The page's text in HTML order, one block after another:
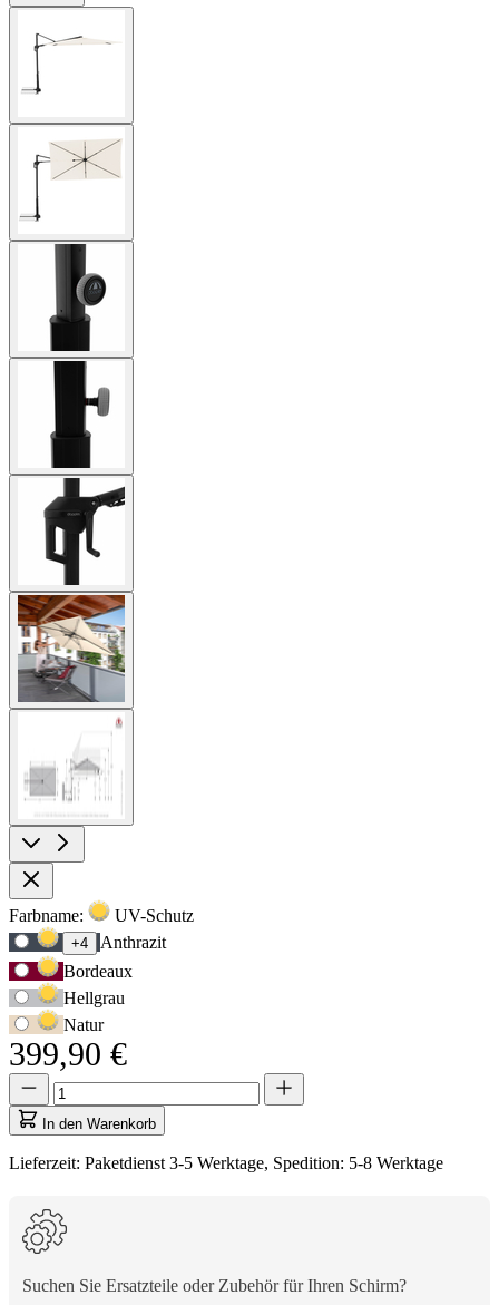
larger
image
larger
image
image
larger
image
View
larger
image
Produktoptionen
Farbname:
UV-Schutz
Verwenden
Sie
die
Tabulatortaste,
um
zur
ersten
Auswahloption
zu
navigieren,
und
anschließend
die
zwischen
den
Optionen
zu
+4
Anthrazit
Bordeaux
Hellgrau
Natur
399,90 €
Menge
aktualisiert
auf
1
Menge
In den Warenkorb
Lieferzeit: Paketdienst 3-5 Werktage, Spedition: 5-8 Werktage
Suchen Sie Ersatzteile oder Zubehör für Ihren Schirm?